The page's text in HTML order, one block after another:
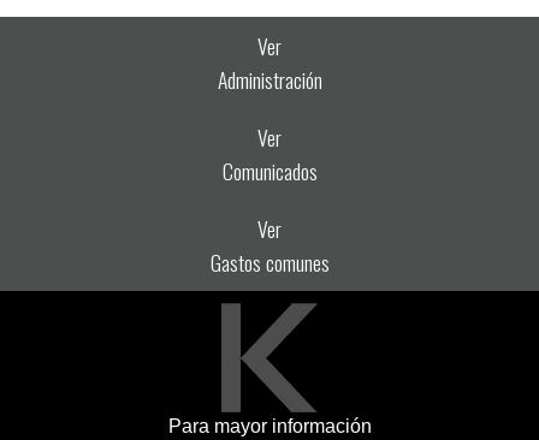
Ver
Administración
Ver
Comunicados
Ver
Gastos comunes
Para mayor información